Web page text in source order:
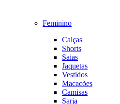
Feminino
Calças
Shorts
Saias
Jaquetas
Vestidos
Macacões
Camisas
Sarja